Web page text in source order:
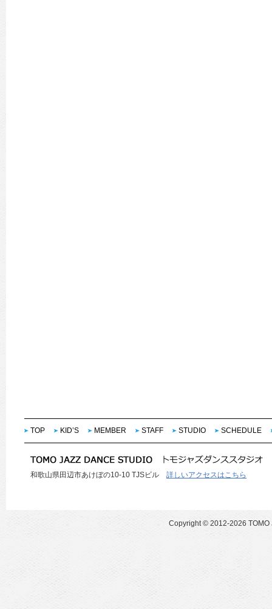
TOP KID’S MEMBER STAFF STUDIO SCHEDULE
和歌山県田辺市あけぼの10-10 TJSビル 詳しいアクセスはこちら
Copyright © 2012-2026 TOMO